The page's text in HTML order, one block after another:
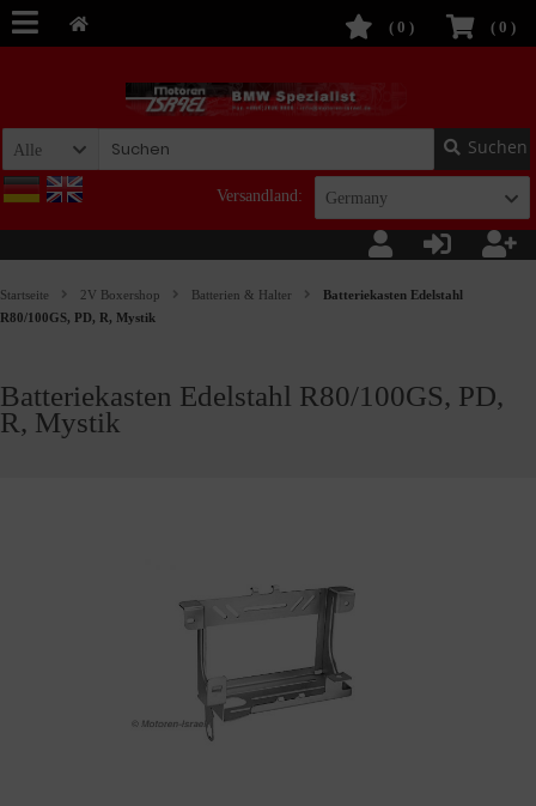
( 0 )
( 0 )
Alle Suchen
Versandland: Germany
Startseite 2V Boxershop Batterien & Halter
Batteriekasten Edelstahl
R80/100GS, PD, R, Mystik
Batteriekasten Edelstahl R80/100GS, PD,
R, Mystik